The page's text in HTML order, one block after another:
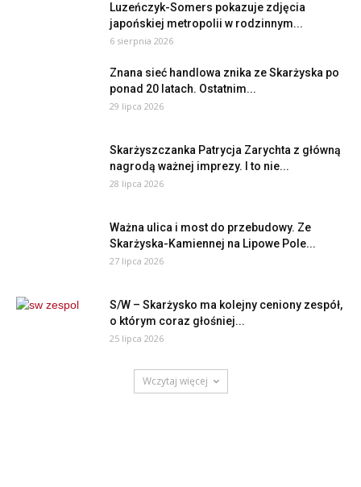
Luzeńczyk-Somers pokazuje zdjęcia
japońskiej metropolii w rodzinnym...
6 sierpnia 2026
Znana sieć handlowa znika ze Skarżyska po
ponad 20 latach. Ostatnim...
29 lipca 2026
Skarżyszczanka Patrycja Zarychta z główną
nagrodą ważnej imprezy. I to nie...
28 lipca 2026
Ważna ulica i most do przebudowy. Ze
Skarżyska-Kamiennej na Lipowe Pole...
27 lipca 2026
S/W – Skarżysko ma kolejny ceniony zespół,
o którym coraz głośniej...
25 lipca 2026
Wczytaj więcej